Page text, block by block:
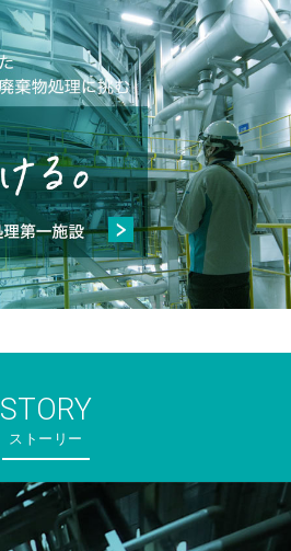
STORY
ストーリー